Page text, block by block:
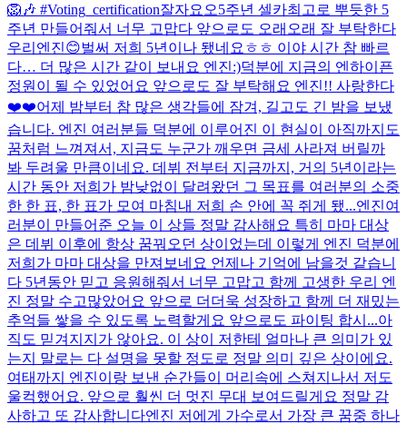
🦁🎶 #Voting_certification잘자요오5주년 셀카최고로 뿌듯한 5
주년 만들어줘서 너무 고맙다 앞으로도 오래오래 잘 부탁한다
우리엔진😊벌써 저희 5년이나 됐네요ㅎㅎ 이야 시간 참 빠르
다… 더 많은 시간 같이 보내요 엔진:)덕분에 지금의 엔하이픈
정원이 될 수 있었어요 앞으로도 잘 부탁해요 엔진!! 사랑한다
❤️❤️어제 밤부터 참 많은 생각들에 잠겨, 길고도 긴 밤을 보냈
습니다. 엔진 여러분들 덕분에 이루어진 이 현실이 아직까지도
꿈처럼 느껴져서, 지금도 누군가 깨우면 금세 사라져 버릴까
봐 두려울 만큼이네요. 데뷔 전부터 지금까지, 거의 5년이라는
시간 동안 저희가 밤낮없이 달려왔던 그 목표를 여러분의 소중
한 한 표, 한 표가 모여 마침내 저희 손 안에 꼭 쥐게 됐...엔진여
러분이 만들어준 오늘 이 상들 정말 감사해요 특히 마마 대상
은 데뷔 이후에 항상 꿈꿔오던 상이었는데 이렇게 엔진 덕분에
저희가 마마 대상을 만져보네요 언제나 기억에 남을것 같습니
다 5년동안 믿고 응원해줘서 너무 고맙고 함께 고생한 우리 엔
진 정말 수고많았어요 앞으로 더더욱 성장하고 함께 더 재밌는
추억들 쌓을 수 있도록 노력할게요 앞으로도 파이팅 합시...아
직도 믿겨지지가 않아요. 이 상이 저한테 얼마나 큰 의미가 있
는지 말로는 다 설명을 못할 정도로 정말 의미 깊은 상이에요.
여태까지 엔진이랑 보낸 순간들이 머리속에 스쳐지나서 저도
울컥했어요. 앞으로 훨씬 더 멋진 무대 보여드릴게요 정말 감
사하고 또 감사합니다엔진 저에게 가수로서 가장 큰 꿈중 하나